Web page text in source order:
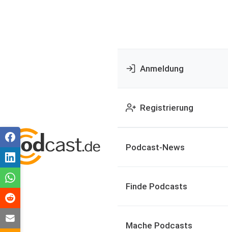
Anmeldung
Registrierung
Podcast-News
Finde Podcasts
Mache Podcasts